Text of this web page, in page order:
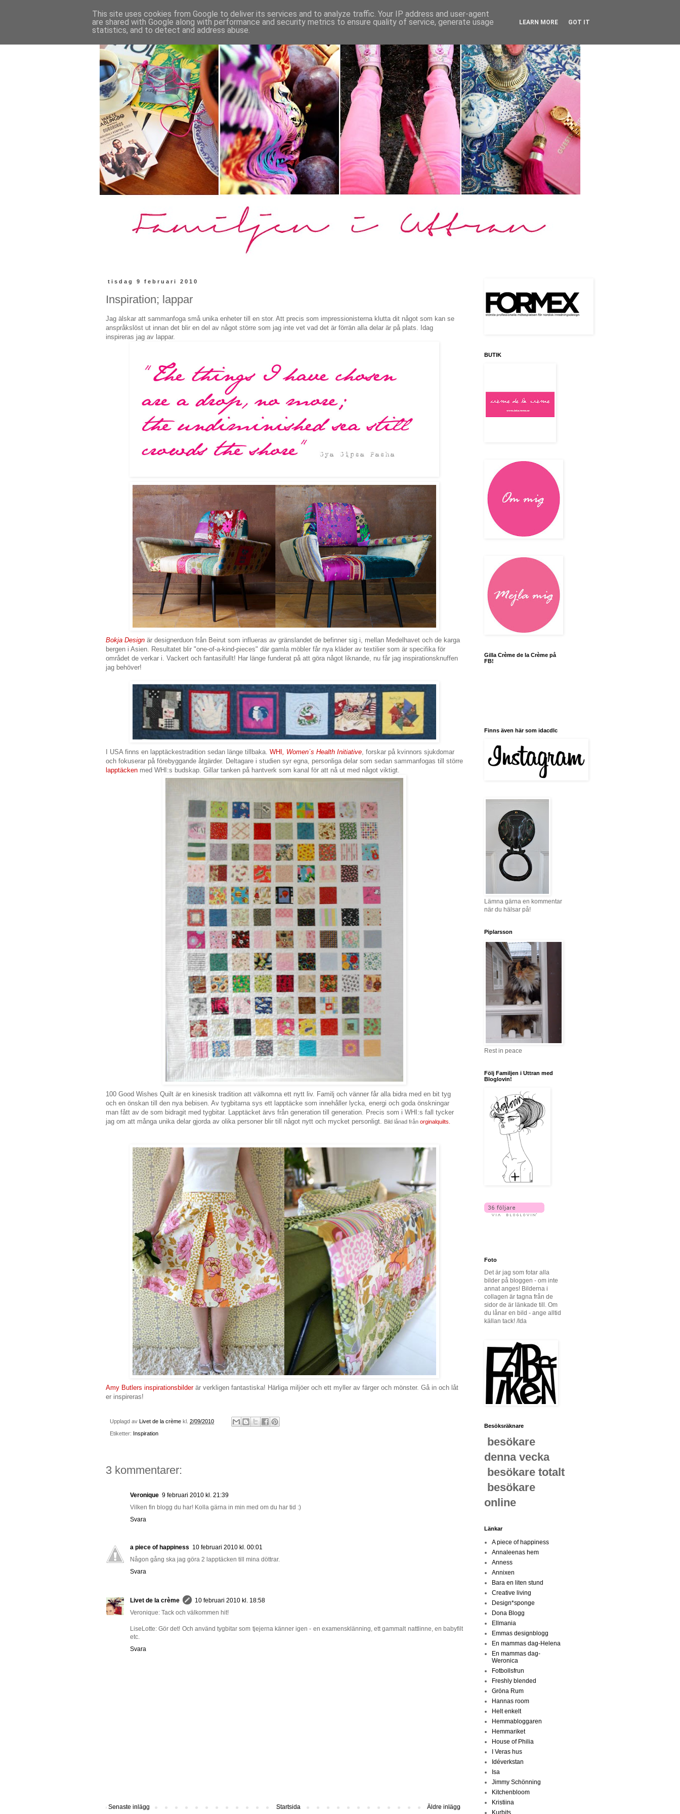
tisdag 9 februari 2010
Inspiration; lappar
Jag älskar att sammanfoga små unika enheter till en stor. Att precis som impressionisterna klutta dit något som kan se
anspråkslöst ut innan det blir en del av något större som jag inte vet vad det är förrän alla delar är på plats. Idag
inspireras jag av lappar.
Bokja Design är designerduon från Beirut som influeras av gränslandet de befinner sig i, mellan Medelhavet och de karga
bergen i Asien. Resultatet blir "one-of-a-kind-pieces" där gamla möbler får nya kläder av textilier som är specifika för
området de verkar i. Vackert och fantasifullt! Har länge funderat på att göra något liknande, nu får jag inspirationsknuffen
jag behöver!
I USA finns en lapptäckestradition sedan länge tillbaka. WHI , Women´s Health Initiative, forskar på kvinnors sjukdomar
och fokuserar på förebyggande åtgärder. Deltagare i studien syr egna, personliga delar som sedan sammanfogas till större
lapptäcken med WHI:s budskap. Gillar tanken på hantverk som kanal för att nå ut med något viktigt.
100 Good Wishes Quilt är en kinesisk tradition att välkomna ett nytt liv. Familj och vänner får alla bidra med en bit tyg
och en önskan till den nya bebisen. Av tygbitarna sys ett lapptäcke som innehåller lycka, energi och goda önskningar
man fått av de som bidragit med tygbitar. Lapptäcket ärvs från generation till generation. Precis som i WHI:s fall tycker
jag om att många unika delar gjorda av olika personer blir till något nytt och mycket personligt. Bild lånad från orginalquilts.
Amy Butlers inspirationsbilder är verkligen fantastiska! Härliga miljöer och ett myller av färger och mönster. Gå in och låt
er inspireras!
Upplagd av Livet de la crème kl. 2/09/2010
Etiketter: Inspiration
3 kommentarer:
Veronique 9 februari 2010 kl. 21:39
Vilken fin blogg du har! Kolla gärna in min med om du har tid :)
Svara
a piece of happiness 10 februari 2010 kl. 00:01
Någon gång ska jag göra 2 lapptäcken till mina döttrar.
Svara
Livet de la crème
10 februari 2010 kl. 18:58
Veronique: Tack och välkommen hit!
LiseLotte: Gör det! Och använd tygbitar som tjejerna känner igen - en examensklänning, ett gammalt nattlinne, en babyfilt
etc.
Svara
Senaste inlägg Äldre inlägg
Startsida
BUTIK
Gilla Crème de la Crème på
FB!
Finns även här som idacdlc
Lämna gärna en kommentar
när du hälsar på!
Piplarsson
Rest in peace
Följ Familjen i Uttran med
Bloglovin!
Foto
Det är jag som fotar alla
bilder på bloggen - om inte
annat anges! Bilderna i
collagen är tagna från de
sidor de är länkade till. Om
du lånar en bild - ange alltid
källan tack! /Ida
Besöksräknare
besökare
denna vecka
besökare totalt
besökare
online
Länkar
A piece of happiness
Annaleenas hem
Anness
Annixen
Bara en liten stund
Creative living
Design*sponge
Dona Blogg
Ellmania
Emmas designblogg
En mammas dag-Helena
En mammas dag-
Weronica
Fotbollsfrun
Freshly blended
Gröna Rum
Hannas room
Helt enkelt
Hemmabloggaren
Hemmariket
House of Philia
I Veras hus
Idéverkstan
Isa
Jimmy Schönning
Kitchenbloom
Kristiina
Kurbits
This site uses cookies from Google to deliver its services and to analyze traffic. Your IP address and user-agent
are shared with Google along with performance and security metrics to ensure quality of service, generate usage
statistics, and to detect and address abuse.
LEARN MORE GOT IT